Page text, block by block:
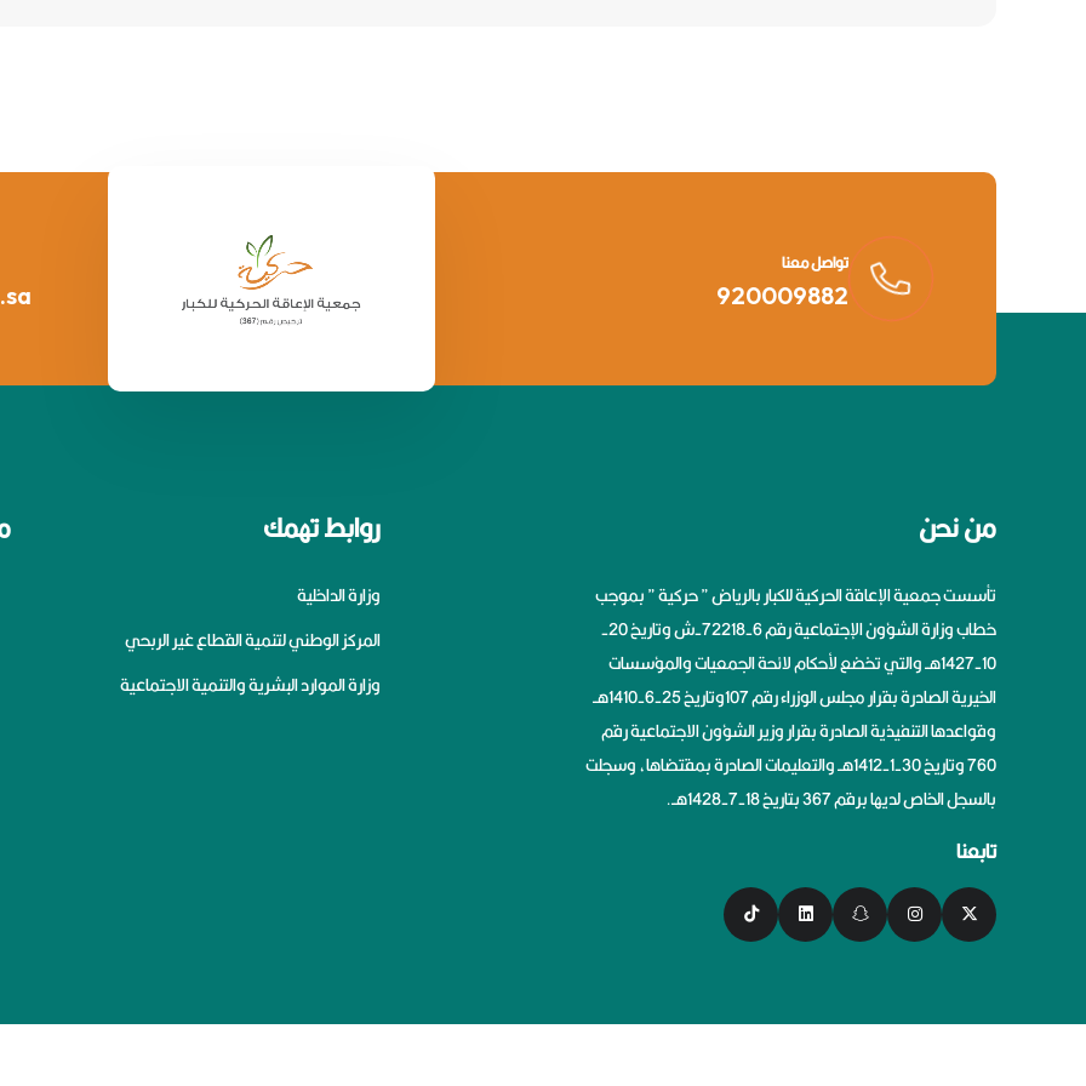
تواصل معنا
920009882
من نحن
تأسست جمعية الإعاقة الحركية للكبار بالرياض ” حركية ” بموجب
خطاب وزارة الشؤون الإجتماعية رقم 6-72218-ش وتاريخ 20-
10-1427هــ والتي تخضع لأحكام لائحة الجمعيات والمؤسسات
الخيرية الصادرة بقرار مجلس الوزراء رقم 107وتاريخ 25-6-1410هــ
وقواعدها التنفيذية الصادرة بقرار وزير الشؤون الاجتماعية رقم
760 وتاريخ 30-1-1412هــ والتعليمات الصادرة بمقتضاها، وسجلت
بالسجل الخاص لديها برقم 367 بتاريخ 18-7-1428هــ.
تابعنا
روابط تهمك
وزارة الداخلية
المركز الوطني لتنمية القطاع غير الربحي
وزارة الموارد البشرية والتنمية الاجتماعية